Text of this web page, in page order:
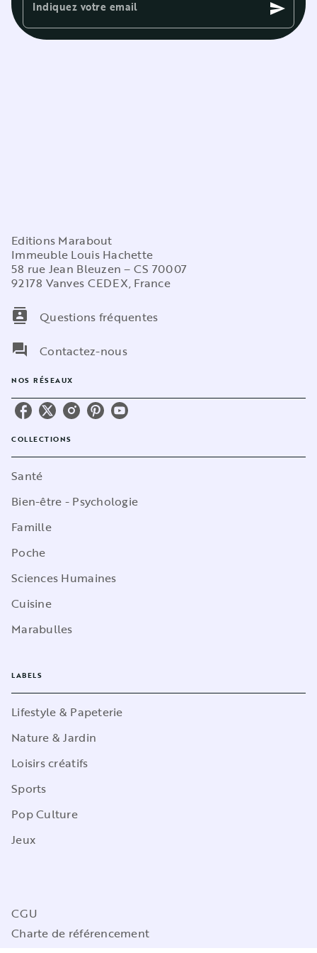
Indiquez votre email send
Editions Marabout
Immeuble Louis Hachette
58 rue Jean Bleuzen – CS 70007
92178 Vanves CEDEX, France
contacts
Questions fréquentes
question_answer
Contactez-nous
NOS RÉSEAUX
COLLECTIONS
Santé
Bien-être - Psychologie
Famille
Poche
Sciences Humaines
Cuisine
Marabulles
LABELS
Lifestyle & Papeterie
Nature & Jardin
Loisirs créatifs
Sports
Pop Culture
Jeux
CGU
Charte de référencement